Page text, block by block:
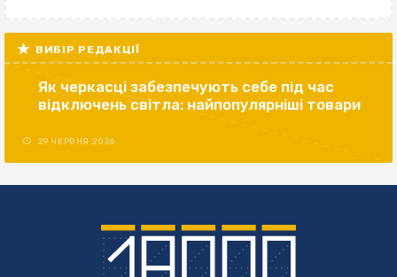
ВИБІР РЕДАКЦІЇ
Як черкасці забезпечують себе під час
відключень світла: найпопулярніші товари
29 ЧЕРВНЯ 2026